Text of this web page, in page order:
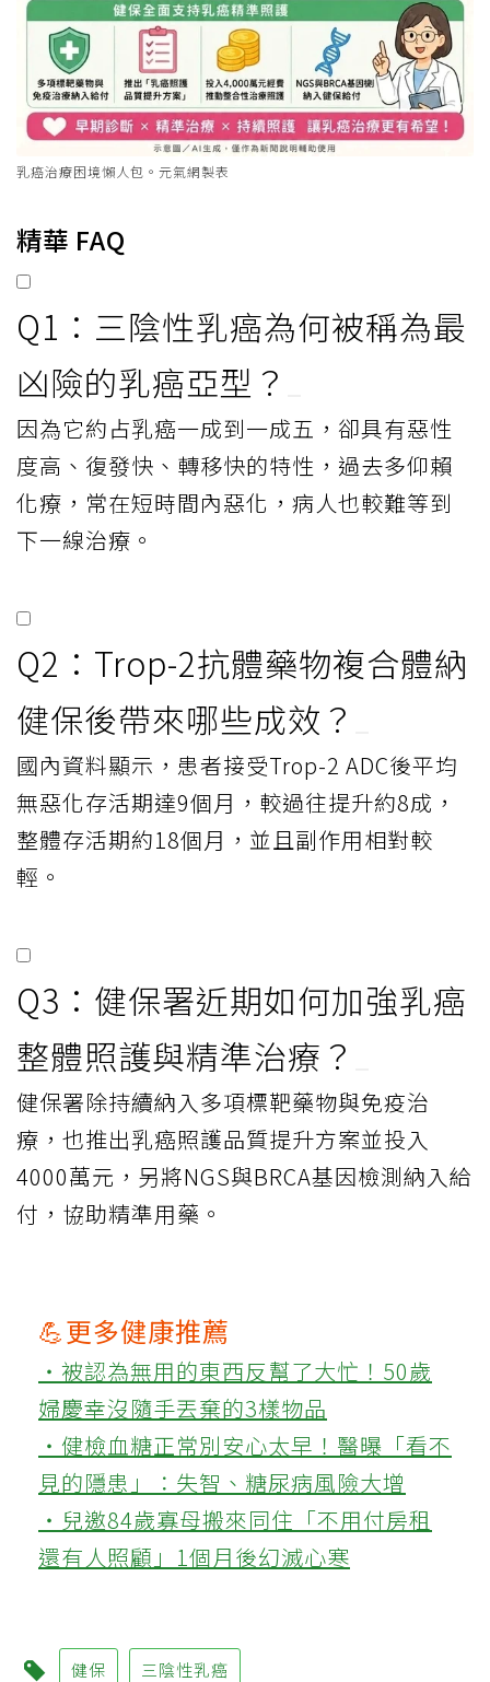
乳癌治療困境懶人包。元氣網製表
精華 FAQ
Q1：三陰性乳癌為何被稱為最
凶險的乳癌亞型？
因為它約占乳癌一成到一成五，卻具有惡性
度高、復發快、轉移快的特性，過去多仰賴
化療，常在短時間內惡化，病人也較難等到
下一線治療。
Q2：Trop-2抗體藥物複合體納
健保後帶來哪些成效？
國內資料顯示，患者接受Trop-2 ADC後平均
無惡化存活期達9個月，較過往提升約8成，
整體存活期約18個月，並且副作用相對較
輕。
Q3：健保署近期如何加強乳癌
整體照護與精準治療？
健保署除持續納入多項標靶藥物與免疫治
療，也推出乳癌照護品質提升方案並投入
4000萬元，另將NGS與BRCA基因檢測納入給
付，協助精準用藥。
💪更多健康推薦
‧被認為無用的東西反幫了大忙！50歲
婦慶幸沒隨手丟棄的3樣物品
‧健檢血糖正常別安心太早！醫曝「看不
見的隱患」：失智、糖尿病風險大增
‧兒邀84歲寡母搬來同住「不用付房租
還有人照顧」1個月後幻滅心寒
健保 三陰性乳癌